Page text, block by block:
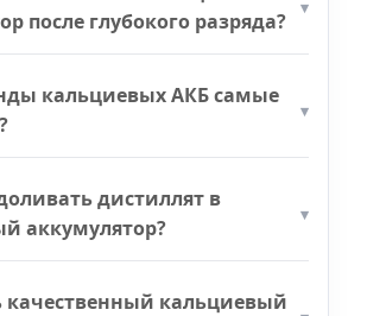
после глубокого разряда?
кальциевых АКБ самые
дистиллят в
аккумулятор?
качественный кальциевый